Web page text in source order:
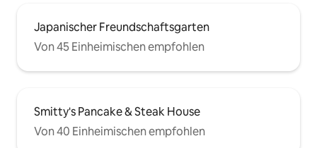
Japanischer Freundschaftsgarten
Von 45 Einheimischen empfohlen
Smitty's Pancake & Steak House
Von 40 Einheimischen empfohlen